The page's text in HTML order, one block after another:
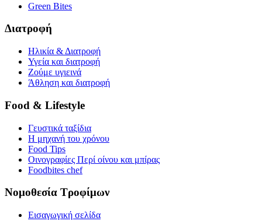
Green Bites
Διατροφή
Ηλικία & Διατροφή
Υγεία και διατροφή
Ζούμε υγιεινά
Άθληση και διατροφή
Food & Lifestyle
Γευστικά ταξίδια
Η μηχανή του χρόνου
Food Tips
Οινογραφίες Περί οίνου και μπίρας
Foodbites chef
Νομοθεσία Τροφίμων
Εισαγωγική σελίδα